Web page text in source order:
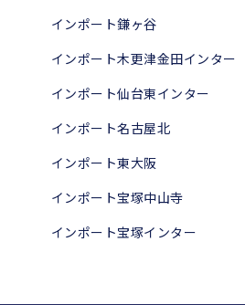
インポート鎌ヶ谷
インポート木更津金田インター
インポート仙台東インター
インポート名古屋北
インポート東大阪
インポート宝塚中山寺
インポート宝塚インター